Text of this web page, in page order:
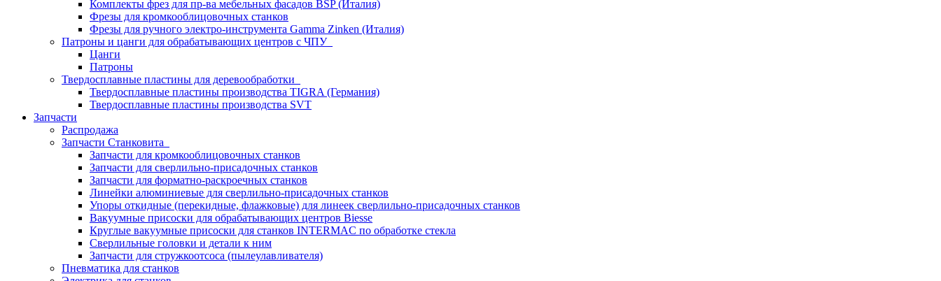
Комплекты фрез для пр-ва мебельных фасадов BSP (Италия)
Фрезы для кромкооблицовочных станков
Фрезы для ручного электро-инструмента Gamma Zinken (Италия)
Патроны и цанги для обрабатывающих центров с ЧПУ
Цанги
Патроны
Твердосплавные пластины для деревообработки
Твердосплавные пластины производства TIGRA (Германия)
Твердосплавные пластины производства SVT
Запчасти
Распродажа
Запчасти Станковита
Запчасти для кромкооблицовочных станков
Запчасти для сверлильно-присадочных станков
Запчасти для форматно-раскроечных станков
Линейки алюминиевые для сверлильно-присадочных станков
Упоры откидные (перекидные, флажковые) для линеек сверлильно-присадочных станков
Вакуумные присоски для обрабатывающих центров Biesse
Круглые вакуумные присоски для станков INTERMAC по обработке стекла
Сверлильные головки и детали к ним
Запчасти для стружкоотсоса (пылеулавливателя)
Пневматика для станков